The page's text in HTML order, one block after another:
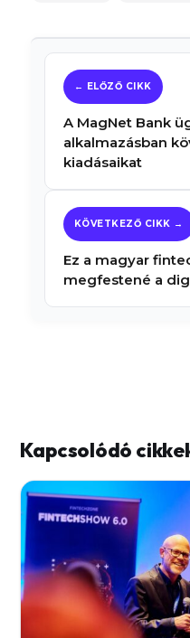
A MagNet Bank
alkalmazásban
kiadásaikat
Ez a magyar
megfestené a